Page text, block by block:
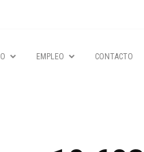
EMPLEO CONTACTO